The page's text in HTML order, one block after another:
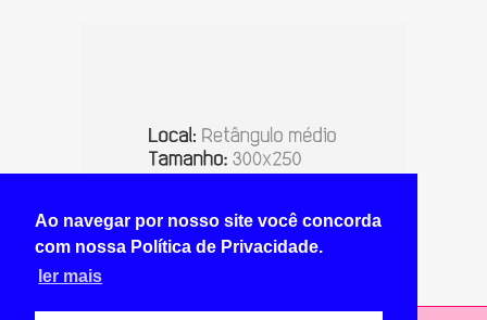
Ao navegar por nosso site você concorda
com nossa Política de Privacidade.
ler mais